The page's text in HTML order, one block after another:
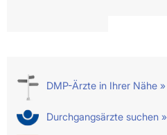
DMP-Ärzte in Ihrer Nähe »
Durchgangsärzte suchen »